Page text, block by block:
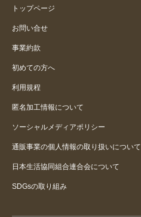
トップページ
お問い合せ
事業約款
初めての方へ
利用規程
匿名加工情報について
ソーシャルメディアポリシー
通販事業の個人情報の取り扱いについて
日本生活協同組合連合会について
SDGsの取り組み